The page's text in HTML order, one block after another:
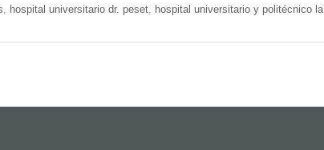
, hospital universitario dr. peset, hospital universitario y politécnico la